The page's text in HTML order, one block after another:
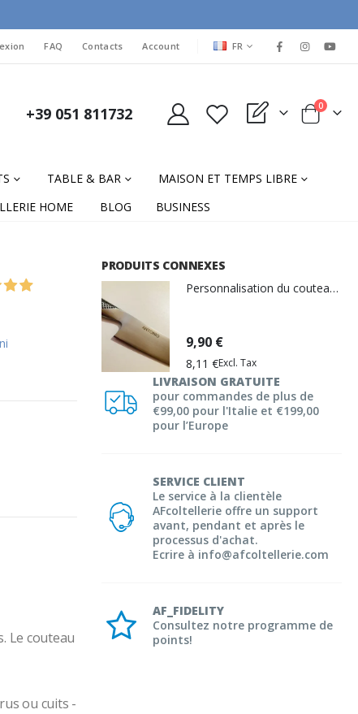
FAQ Contacts Account LANGUAGE
FR
+39 051 811732 My Quote Cart
0items
TABLE & BAR
MAISON ET TEMPS LIBRE
HOME BLOG BUSINESS
PRODUITS CONNEXES
Personnalisation du couteau de gravure laser
9,90 €
8,11 €
LIVRAISON GRATUITE
pour commandes de plus de
€99,00 pour l'Italie et €199,00
pour l’Europe
SERVICE CLIENT
Le service à la clientèle
AFcoltellerie offre un support
avant, pendant et après le
processus d'achat.
Ecrire à info@afcoltellerie.com
AF_FIDELITY
Consultez notre programme de
points!
Le couteau
ou cuits -